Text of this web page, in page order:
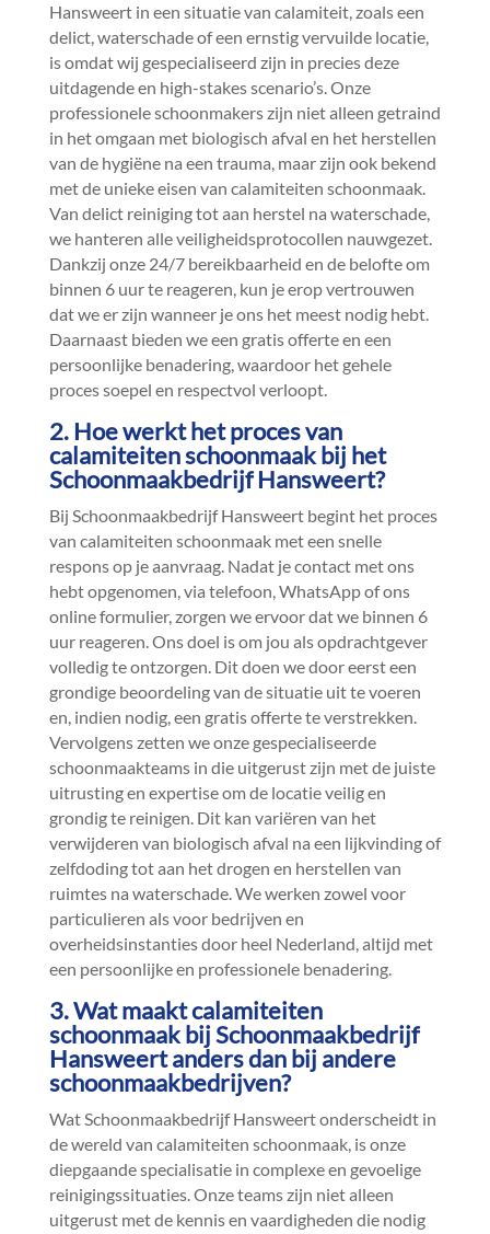
Hansweert in een situatie van calamiteit, zoals een
delict, waterschade of een ernstig vervuilde locatie,
is omdat wij gespecialiseerd zijn in precies deze
uitdagende en high-stakes scenario’s.​ Onze
professionele schoonmakers zijn niet alleen getraind
in het omgaan met biologisch afval en het herstellen
van de hygiëne na een trauma, maar zijn ook bekend
met de unieke eisen van calamiteiten schoonmaak.​
Van delict reiniging tot aan herstel na waterschade,
we hanteren alle veiligheidsprotocollen nauwgezet.​
Dankzij onze 24/7 bereikbaarheid en de belofte om
binnen 6 uur te reageren, kun je erop vertrouwen
dat we er zijn wanneer je ons het meest nodig hebt.​
Daarnaast bieden we een gratis offerte en een
persoonlijke benadering, waardoor het gehele
proces soepel en respectvol verloopt.​
2.​ Hoe werkt het proces van
calamiteiten schoonmaak bij het
Schoonmaakbedrijf Hansweert?
Bij Schoonmaakbedrijf Hansweert begint het proces
van calamiteiten schoonmaak met een snelle
respons op je aanvraag.​ Nadat je contact met ons
hebt opgenomen, via telefoon, WhatsApp of ons
online formulier, zorgen we ervoor dat we binnen 6
uur reageren.​ Ons doel is om jou als opdrachtgever
volledig te ontzorgen.​ Dit doen we door eerst een
grondige beoordeling van de situatie uit te voeren
en, indien nodig, een gratis offerte te verstrekken.​
Vervolgens zetten we onze gespecialiseerde
schoonmaakteams in die uitgerust zijn met de juiste
uitrusting en expertise om de locatie veilig en
grondig te reinigen.​ Dit kan variëren van het
verwijderen van biologisch afval na een lijkvinding of
zelfdoding tot aan het drogen en herstellen van
ruimtes na waterschade.​ We werken zowel voor
particulieren als voor bedrijven en
overheidsinstanties door heel Nederland, altijd met
een persoonlijke en professionele benadering.​
3.​ Wat maakt calamiteiten
schoonmaak bij Schoonmaakbedrijf
Hansweert anders dan bij andere
schoonmaakbedrijven?
Wat Schoonmaakbedrijf Hansweert onderscheidt in
de wereld van calamiteiten schoonmaak, is onze
diepgaande specialisatie in complexe en gevoelige
reinigingssituaties.​ Onze teams zijn niet alleen
uitgerust met de kennis en vaardigheden die nodig